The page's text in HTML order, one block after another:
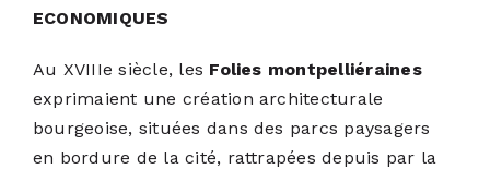
ECONOMIQUES
Au XVIIIe siècle, les Folies montpelliéraines
exprimaient une création architecturale
bourgeoise, situées dans des parcs paysagers
en bordure de la cité, rattrapées depuis par la
CONTACT